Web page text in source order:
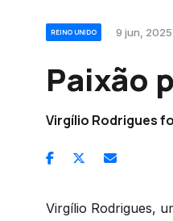
REINO UNIDO 9 jun,
Paixão
Virgílio Rodrigues
Virgílio Rodrigues,